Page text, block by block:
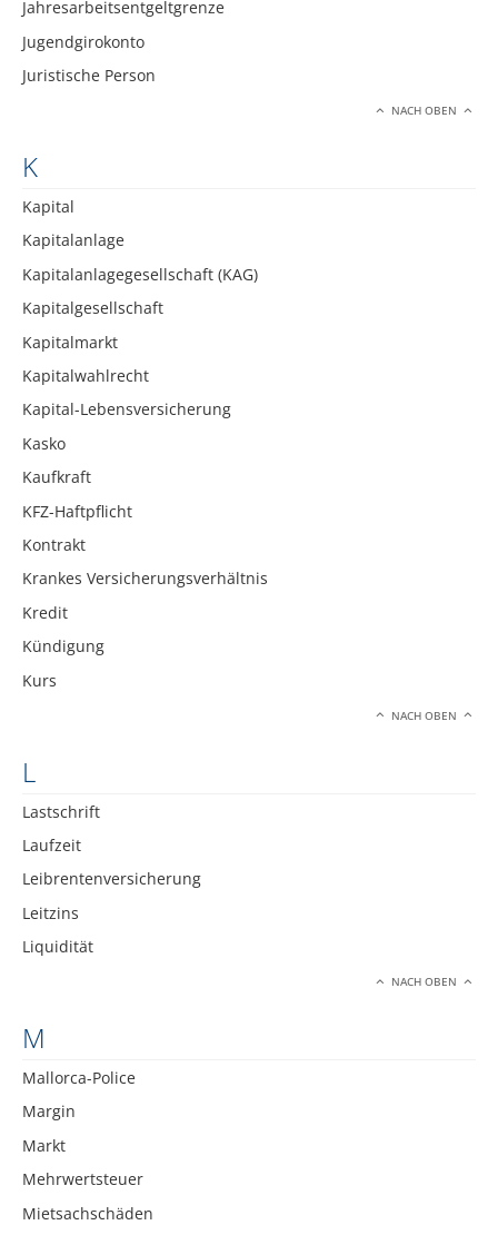
Jahresarbeitsentgeltgrenze
Jugendgirokonto
Juristische Person
NACH OBEN
K
Kapital
Kapitalanlage
Kapitalanlagegesellschaft (KAG)
Kapitalgesellschaft
Kapitalmarkt
Kapitalwahlrecht
Kapital-Lebensversicherung
Kasko
Kaufkraft
KFZ-Haftpflicht
Kontrakt
Krankes Versicherungsverhältnis
Kredit
Kündigung
Kurs
NACH OBEN
L
Lastschrift
Laufzeit
Leibrentenversicherung
Leitzins
Liquidität
NACH OBEN
M
Mallorca-Police
Margin
Markt
Mehrwertsteuer
Mietsachschäden